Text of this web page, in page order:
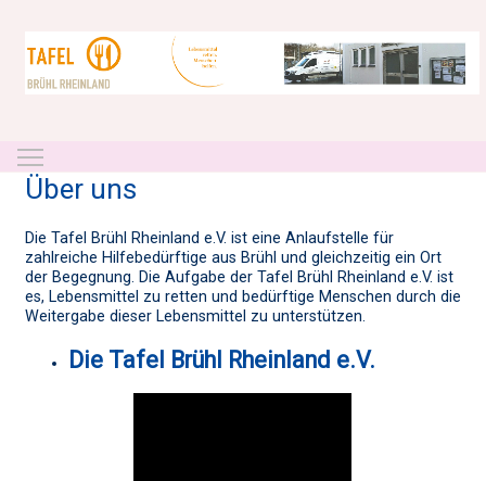
Über uns
Die Tafel Brühl Rheinland e.V. ist eine Anlaufstelle für
zahlreiche Hilfebedürftige aus Brühl und gleichzeitig ein Ort
der Begegnung. Die Aufgabe der Tafel Brühl Rheinland e.V. ist
es, Lebensmittel zu retten und bedürftige Menschen durch die
Weitergabe dieser Lebensmittel zu unterstützen.
Die Tafel Brühl Rheinland e.V.